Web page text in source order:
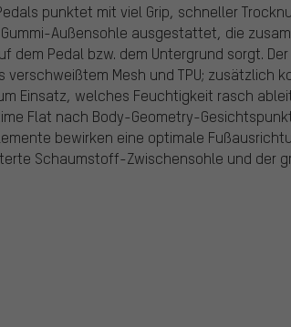
punktet mit viel Grip, schneller
Außensohle ausgestattet, die
dem Pedal bzw. dem Untergrund sorgt. Der
Mesh und TPU; zusätzlich
Einsatz, welches Feuchtigkeit rasch
Flat nach Body-Geometry-
bewirken eine optimale
Schaumstoff-Zwischensohle und der